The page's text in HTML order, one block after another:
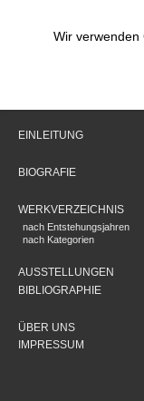
Wir verwenden
EINLEITUNG
BIOGRAFIE
WERKVERZEICHNIS
nach Entstehungsjahren
nach Kategorien
AUSSTELLUNGEN
BIBLIOGRAPHIE
ÜBER UNS
IMPRESSUM